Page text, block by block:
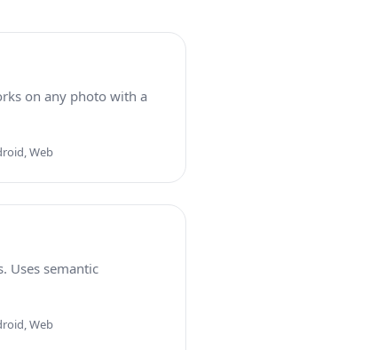
on any photo with a
Web
Uses semantic
Web